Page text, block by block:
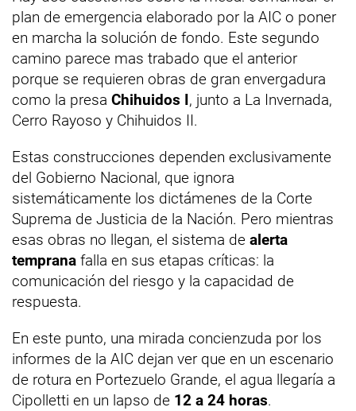
plan de emergencia elaborado por la AIC o poner
en marcha la solución de fondo. Este segundo
camino parece mas trabado que el anterior
porque se requieren obras de gran envergadura
como la presa Chihuidos I, junto a La Invernada,
Cerro Rayoso y Chihuidos II.
Estas construcciones dependen exclusivamente
del Gobierno Nacional, que ignora
sistemáticamente los dictámenes de la Corte
Suprema de Justicia de la Nación. Pero mientras
esas obras no llegan, el sistema de alerta
temprana falla en sus etapas críticas: la
comunicación del riesgo y la capacidad de
respuesta.
En este punto, una mirada concienzuda por los
informes de la AIC dejan ver que en un escenario
de rotura en Portezuelo Grande, el agua llegaría a
Cipolletti en un lapso de 12 a 24 horas.